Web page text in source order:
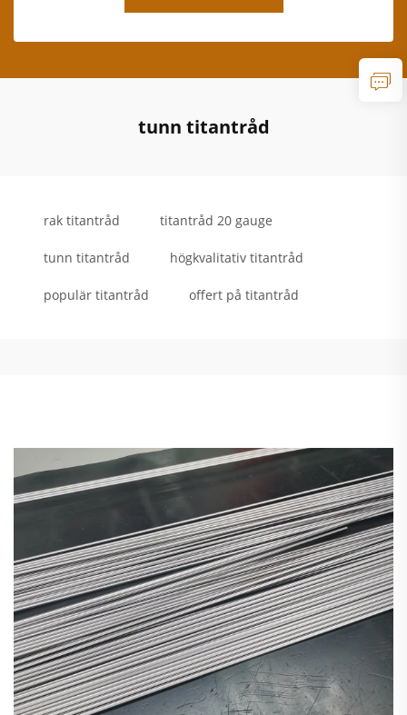
tunn titantråd
rak titantråd titantråd 20 gauge
tunn titantråd högkvalitativ titantråd
populär titantråd offert på titantråd